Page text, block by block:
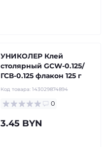
УНИКОЛЕР Клей
столярный GCW-0.125/
ГСВ-0.125 флакон 125 г
Код товара: 143029874894
0
3.45 BYN